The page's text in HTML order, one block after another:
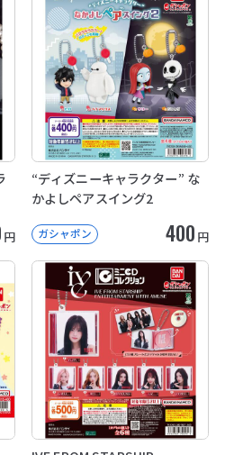
円
“ディズニーキャラクター” な
かよしペアスイング2
ガシャポン 400 円